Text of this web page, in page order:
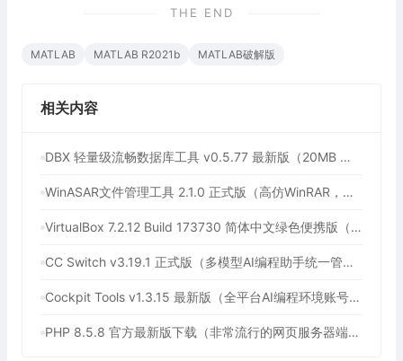
THE END
MATLAB MATLAB R2021b MATLAB破解版
相关内容
DBX 轻量级流畅数据库工具 v0.5.77 最新版（20MB 驾驭 60+ 数据库，内置 AI 助手，Navicat、DBeaver最佳替代品）
WinASAR文件管理工具 2.1.0 正式版（高仿WinRAR，最好用的Electron ASAR文件打包/解包工具、压缩/解压工具）
VirtualBox 7.2.12 Build 173730 简体中文绿色便携版（免费开源的虚拟机）
CC Switch v3.19.1 正式版（多模型AI编程助手统一管理平台，AI编程必备工具）
Cockpit Tools v1.3.15 最新版（全平台AI编程环境账号管理与多开神器，支持WorkBuddy一键签到）
PHP 8.5.8 官方最新版下载（非常流行的网页服务器端脚本语言）